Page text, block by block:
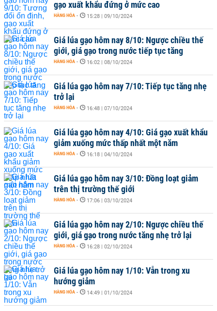
gạo xuất khẩu đứng ở mức cao
HÀNG HÓA - 15:28 | 09/10/2024
Giá lúa gạo hôm nay 8/10: Ngược chiều thế
giới, giá gạo trong nước tiếp tục tăng
HÀNG HÓA - 16:02 | 08/10/2024
Giá lúa gạo hôm nay 7/10: Tiếp tục tăng nhẹ
trở lại
HÀNG HÓA - 16:48 | 07/10/2024
Giá lúa gạo hôm nay 4/10: Giá gạo xuất khẩu
giảm xuống mức thấp nhất một năm
HÀNG HÓA - 16:18 | 04/10/2024
Giá lúa gạo hôm nay 3/10: Đồng loạt giảm
trên thị trường thế giới
HÀNG HÓA - 17:06 | 03/10/2024
Giá lúa gạo hôm nay 2/10: Ngược chiều thế
giới, giá gạo trong nước tăng nhẹ trở lại
HÀNG HÓA - 16:28 | 02/10/2024
Giá lúa gạo hôm nay 1/10: Vẫn trong xu
hướng giảm
HÀNG HÓA - 14:49 | 01/10/2024